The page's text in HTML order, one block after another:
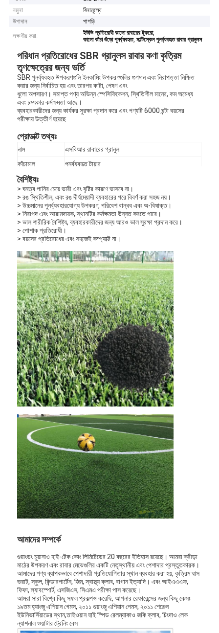
বাড়ি
পণ্য
ভিডিও
নমুনা
বিনামূল্যে
উপাদান
পাগড়ি
লক্ষণীয় করা:
ইউভি প্রতিরোধী কালো রাবারের টুকরো,
কালো কাঁচা গুঁড়ো পুনর্ব্যবহৃত,মাল্টিস্কেন পুনর্ব্যবহৃত রাবার গ্রানুলস
পরিধান প্রতিরোধের SBR গ্রানুলস রাবার কণা কৃত্রিম
তৃণক্ষেত্রের জন্য ভর্তি
SBR পুনর্ব্যবহৃত উপকরণগুলি ইনকামিং উপকরণগুলির গুণমান এবং নিরাপত্তা নিশ্চিত
করার জন্য নির্বাচিত হয় এবং তারপর কাটা, পেষণ এবং
ধুলো অপসারণ। সমাপ্ত পণ্য অভিন্ন স্পেসিফিকেশন, স্থিতিশীল মানের, কম অমেধ্য
এবং চমৎকার কর্মক্ষমতা আছে।
ব্যবহারকারীদের জন্য কার্যকর সুরক্ষা প্রদান করে এবং পণ্যটি 6000 ঘন্টা বয়সের
পরীক্ষায় উত্তীর্ণ হয়েছে
প্রোডাক্ট তথ্যঃ
নাম
এসবিআর রাবারের গ্রানুল
কাঁচামাল
পুনর্ব্যবহৃত টায়ার
আকার
রঙ
কালো
প্যাকিং উপায়
২৫ কেজি/ব্যাগ
অ্যাপ্লিকেশন
কৃত্রিম তৃণভূমি ভর্তি
বৈশিষ্ট্যঃ
> ঘনত্ব পানির চেয়ে ভারী এবং বৃষ্টির কারণে ভাসবে না।
> রঙ স্থিতিশীল, এবং রঙ দীর্ঘমেয়াদী ব্যবহারের পরে বিবর্ণ করা সহজ নয়।
> উচ্চমানের পুনর্ব্যবহারযোগ্য উপকরণ, পরিবেশ বান্ধব এবং অ-বিষাক্ত।
> নিরাপদ এবং আরামদায়ক, স্থানটির কর্মক্ষমতা উন্নত করতে পারে।
> ভাল শারীরিক বৈশিষ্ট্য, ব্যবহারকারীদের জন্য আরও ভাল সুরক্ষা প্রদান করে।
> পোশাক প্রতিরোধী।
> বয়সের প্রতিরোধের এবং সহজেই কম্প্যাক্ট না।
আমাদের সম্পর্কে
গুয়াংডং চুয়ানাও হাই-টেক কোং লিমিটেডের 20 বছরের ইতিহাস রয়েছে। আমরা ক্রীড়া
মাঠের উপকরণ এবং রাবার মেঝেগুলির একটি নেতৃস্থানীয় এবং পেশাদার প্রস্তুতকারক।
আমাদের পণ্য ব্যাপকভাবে পেশাদারী প্রতিযোগিতার স্থান ব্যবহার করা হয়, কৃত্রিম ঘাস
ভরাট, স্কুল, কিন্ডারগার্টেন, জিম, স্বাস্থ্য ক্লাব, বাগান ইত্যাদি। এবং আইএএএফ,
ফিফা, ল্যাবস্পোর্ট, এসজিএস, সিএমএ পরীক্ষা পাস করেছে।
আমরা সারা বিশ্বে কিছু সফল প্রকল্পও করেছি, আপনার রেফারেন্সের জন্য কিছু কেসঃ
১৯তম হ্যাংজু এশিয়ান গেমস, ২০১১ গুয়াংজু এশিয়ান গেমস, ২০১১ শেঞ্জেন
ইউনিভার্সিয়াডের স্থান,তাইওয়ান হাই স্পিড রেলম্যাকাও জকি ক্লাব, চিংদাও লেক
ন্যাশনাল ওয়াটার ট্রেনিং বেস